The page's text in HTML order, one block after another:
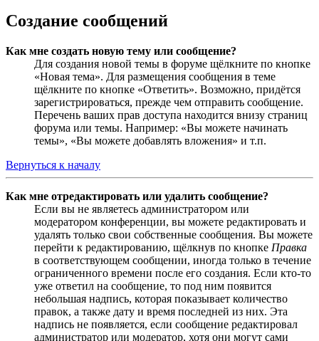
Создание сообщений
Как мне создать новую тему или сообщение?
Для создания новой темы в форуме щёлкните по кнопке
«Новая тема». Для размещения сообщения в теме
щёлкните по кнопке «Ответить». Возможно, придётся
зарегистрироваться, прежде чем отправить сообщение.
Перечень ваших прав доступа находится внизу страниц
форума или темы. Например: «Вы можете начинать
темы», «Вы можете добавлять вложения» и т.п.
Вернуться к началу
Как мне отредактировать или удалить сообщение?
Если вы не являетесь администратором или
модератором конференции, вы можете редактировать и
удалять только свои собственные сообщения. Вы можете
перейти к редактированию, щёлкнув по кнопке Правка
в соответствующем сообщении, иногда только в течение
ограниченного времени после его создания. Если кто-то
уже ответил на сообщение, то под ним появится
небольшая надпись, которая показывает количество
правок, а также дату и время последней из них. Эта
надпись не появляется, если сообщение редактировал
администратор или модератор, хотя они могут сами